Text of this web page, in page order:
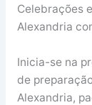
Celebrações
Alexandria
Inicia-se na
de
Alexandria,